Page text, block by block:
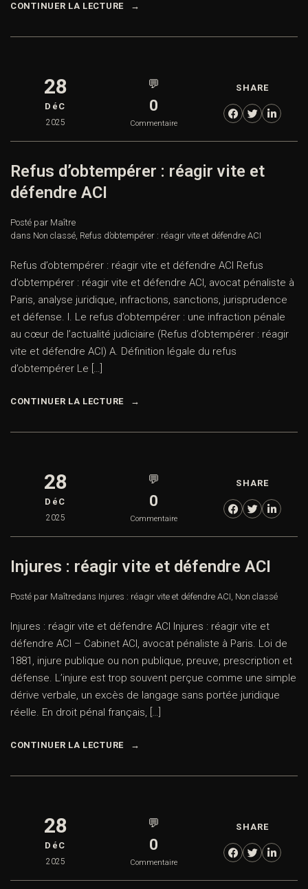
CONTINUER LA LECTURE
28
DéC
2025
💬
0
Commentaire
SHARE
Refus d’obtempérer : réagir vite et
défendre ACI
Posté par Maître
dans Non classé, Refus d’obtempérer : réagir vite et défendre ACI
Refus d’obtempérer : réagir vite et défendre ACI Refus
d’obtempérer : réagir vite et défendre ACI, avocat pénaliste à
Paris, analyse juridique, infractions, sanctions, jurisprudence
et défense. I. Le refus d’obtempérer : une infraction pénale
au cœur de l’actualité judiciaire (Refus d’obtempérer : réagir
vite et défendre ACI) A. Définition légale du refus
d’obtempérer Le […]
CONTINUER LA LECTURE
28
DéC
2025
💬
0
Commentaire
SHARE
Injures : réagir vite et défendre ACI
Posté par Maîtredans Injures : réagir vite et défendre ACI, Non classé
Injures : réagir vite et défendre ACI Injures : réagir vite et
défendre ACI – Cabinet ACI, avocat pénaliste à Paris. Loi de
1881, injure publique ou non publique, preuve, prescription et
défense. L’injure est trop souvent perçue comme une simple
dérive verbale, un excès de langage sans portée juridique
réelle. En droit pénal français, […]
CONTINUER LA LECTURE
28
DéC
2025
💬
0
Commentaire
SHARE